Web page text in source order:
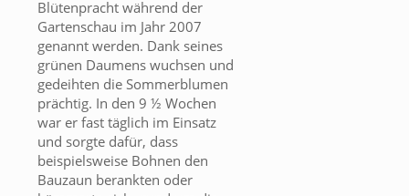
Blütenpracht während der
Gartenschau im Jahr 2007
genannt werden. Dank seines
grünen Daumens wuchsen und
gedeihten die Sommerblumen
prächtig. In den 9 ½ Wochen
war er fast täglich im Einsatz
und sorgte dafür, dass
beispielsweise Bohnen den
Bauzaun berankten oder